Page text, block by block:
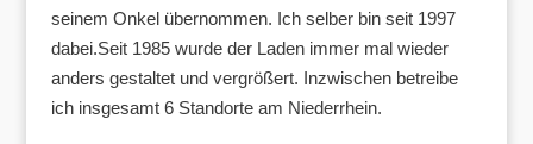
seinem Onkel übernommen. Ich selber bin seit 1997
dabei.Seit 1985 wurde der Laden immer mal wieder
anders gestaltet und vergrößert. Inzwischen betreibe
ich insgesamt 6 Standorte am Niederrhein.